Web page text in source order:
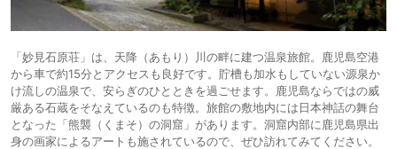
「妙見石原荘」は、天降（あもり）川の畔に建つ温泉旅館。鹿児島空港
から車で約15分とアクセスも良好です。貯槽も加水もしていない源泉か
け流しの温泉で、安らぎのひとときを過ごせます。鹿児島ならではの威
厳ある石蔵をそなえているのも特徴。旅館の敷地内には日本神話の舞台
となった「熊襲（くまそ）の洞窟」があります。洞窟内部に鹿児島県出
身の画家によるアートも施されているので、ぜひ訪れてみてください。